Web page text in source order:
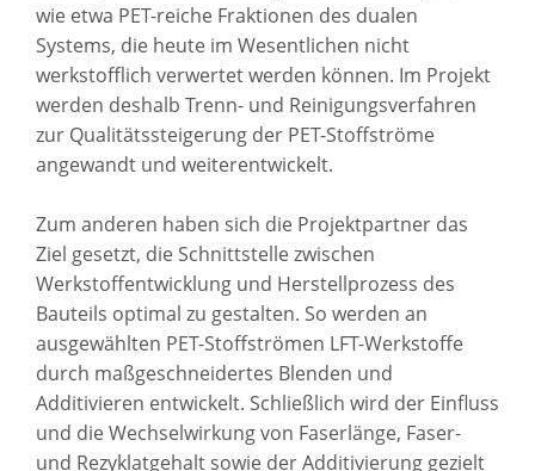
wie etwa PET-reiche Fraktionen des dualen
Systems, die heute im Wesentlichen nicht
werkstofflich verwertet werden können. Im Projekt
werden deshalb Trenn- und Reinigungsverfahren
zur Qualitätssteigerung der PET-Stoffströme
angewandt und weiterentwickelt.
Zum anderen haben sich die Projektpartner das
Ziel gesetzt, die Schnittstelle zwischen
Werkstoffentwicklung und Herstellprozess des
Bauteils optimal zu gestalten. So werden an
ausgewählten PET-Stoffströmen LFT-Werkstoffe
durch maßgeschneidertes Blenden und
Additivieren entwickelt. Schließlich wird der Einfluss
und die Wechselwirkung von Faserlänge, Faser-
und Rezyklatgehalt sowie der Additivierung gezielt